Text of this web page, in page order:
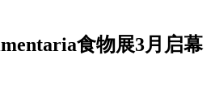
食物展3月启幕